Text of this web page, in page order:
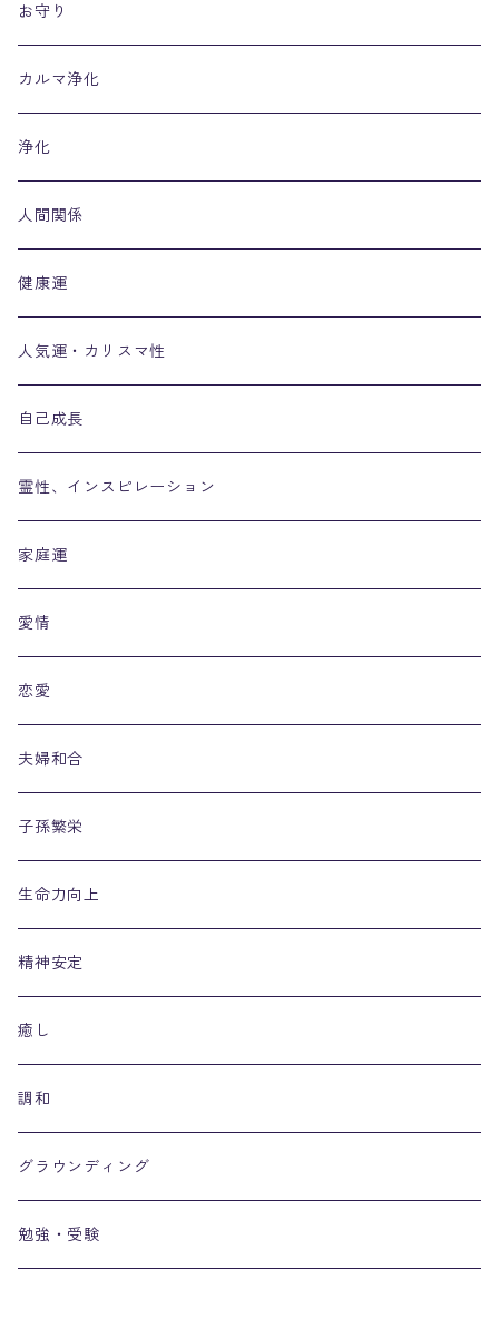
お守り
カルマ浄化
浄化
人間関係
健康運
人気運・カリスマ性
自己成長
霊性、インスピレーション
家庭運
愛情
恋愛
夫婦和合
子孫繁栄
生命力向上
精神安定
癒し
調和
グラウンディング
勉強・受験